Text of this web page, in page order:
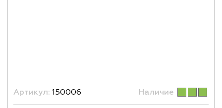
Артикул: 150006 Наличие